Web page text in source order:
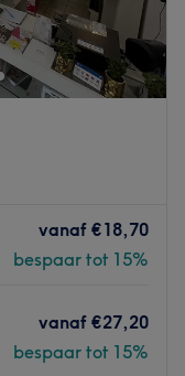
vanaf €18,70
bespaar tot 15%
vanaf €27,20
bespaar tot 15%